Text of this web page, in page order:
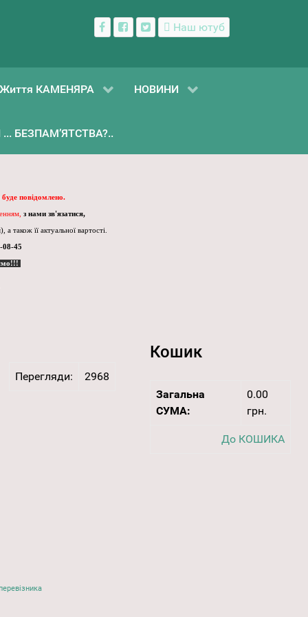
Наш ютуб
Життя КАМЕНЯРА НОВИНИ
БЕЗПАМ’ЯТСТВА?..
повідомлено.
з нами зв'язатися,
також її актуальної вартості.
08-45
Перегляди: 2968
Кошик
Загальна
СУМА:
0.00
грн.
До КОШИКА